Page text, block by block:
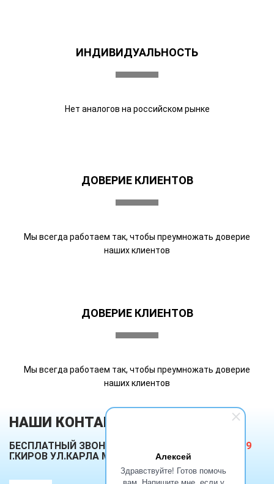
Алексей
Здравствуйте! Готов помочь
ИНДИВИДУАЛЬНОСТЬ
Нет аналогов на российском рынке
ДОВЕРИЕ КЛИЕНТОВ
Мы всегда работаем так, чтобы преумножать доверие
наших клиентов
ДОВЕРИЕ КЛИЕНТОВ
Мы всегда работаем так, чтобы преумножать доверие
наших клиентов
НАШИ КОНТАКТЫ
БЕСПЛАТНЫЙ ЗВОНОК ПО РОССИИ
8 800 300 49 49
Г.КИРОВ УЛ.КАРЛА МАРКСА 99, ОФ 420